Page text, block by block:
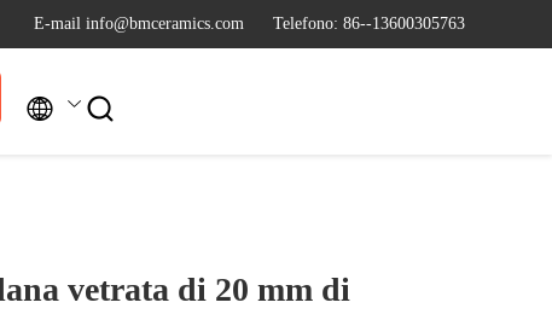
E-mail info@bmceramics.com Telefono: 86--13600305763
 
vetrata di 20 mm di